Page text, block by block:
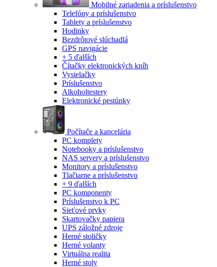
Mobilné zariadenia a príslušenstvo
Telefóny a príslušenstvo
Tablety a príslušenstvo
Hodinky
Bezdrôtové slúchadlá
GPS navigácie
+ 5 ďalších
Čítačky elektronických kníh
Vysielačky
Príslušenstvo
Alkoholtestery
Elektronické pestúnky
Počítače a kancelária
PC komplety
Notebooky a príslušenstvo
NAS servery a príslušenstvo
Monitory a príslušenstvo
Tlačiarne a príslušenstvo
+ 9 ďalších
PC komponenty
Príslušenstvo k PC
Sieťové prvky
Skartovačky papiera
UPS záložné zdroje
Herné stoličky
Herné volanty
Virtuálna realita
Herné stoly